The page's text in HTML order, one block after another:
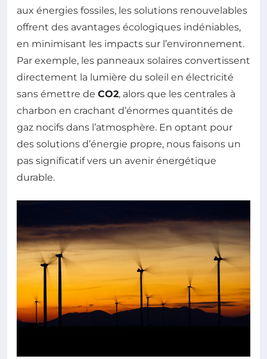
aux énergies fossiles, les solutions renouvelables
offrent des avantages écologiques indéniables,
en minimisant les impacts sur l’environnement.
Par exemple, les panneaux solaires convertissent
directement la lumière du soleil en électricité
sans émettre de CO2, alors que les centrales à
charbon en crachant d’énormes quantités de
gaz nocifs dans l’atmosphère. En optant pour
des solutions d’énergie propre, nous faisons un
pas significatif vers un avenir énergétique
durable.